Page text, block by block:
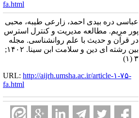
fa.html
عباسی دره بیدی احمد، زارعی طیبه، محبی
پور مریم. مطالعه مدیریت و کنترل استرس
در قرآن و حدیث با علم روانشناسی. مجله
بین رشته ای دین و سلامت ابن سینا. ۱۴۰۲;
۳ (۱)
URL: http://aijrh.umsha.ac.ir/article-۱-۷۵-
fa.html